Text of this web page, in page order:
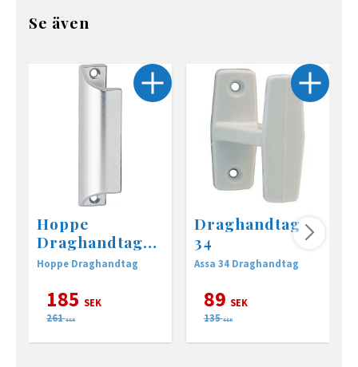
Se även
Hoppe
Draghandtag
430
Hoppe Draghandtag
185 SEK
261 SEK
Draghandtag
34
Assa 34 Draghandtag
89 SEK
135 SEK